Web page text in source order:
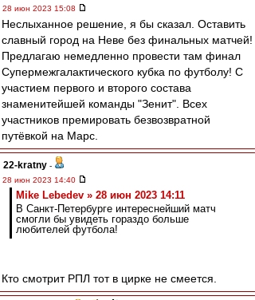
28 июн 2023 15:08
Неслыханное решение, я бы сказал. Оставить
славный город на Неве без финальных матчей!
Предлагаю немедленно провести там финал
Супермежгалактического кубка по футболу! С
участием первого и второго состава
знаменитейшей команды "Зенит". Всех
участников премировать безвозвратной
путёвкой на Марс.
22-kratny -
28 июн 2023 14:40
Mike Lebedev » 28 июн 2023 14:11
В Санкт-Петербурге интереснейший матч
смогли бы увидеть гораздо больше
любителей футбола!
Кто смотрит РПЛ тот в цирке не смеется.